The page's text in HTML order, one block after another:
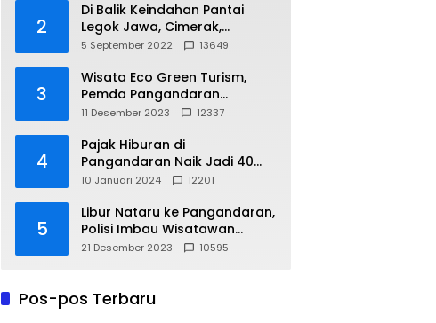
2
Di Balik Keindahan Pantai
Legok Jawa, Cimerak,
Pangandaran
5 September 2022 13649
3
Wisata Eco Green Turism,
Pemda Pangandaran
Gandeng PLN
11 Desember 2023 12337
4
Pajak Hiburan di
Pangandaran Naik Jadi 40
Persen
10 Januari 2024 12201
5
Libur Nataru ke Pangandaran,
Polisi Imbau Wisatawan
Gunakan Jalur Arteri
21 Desember 2023 10595
Pos-pos Terbaru